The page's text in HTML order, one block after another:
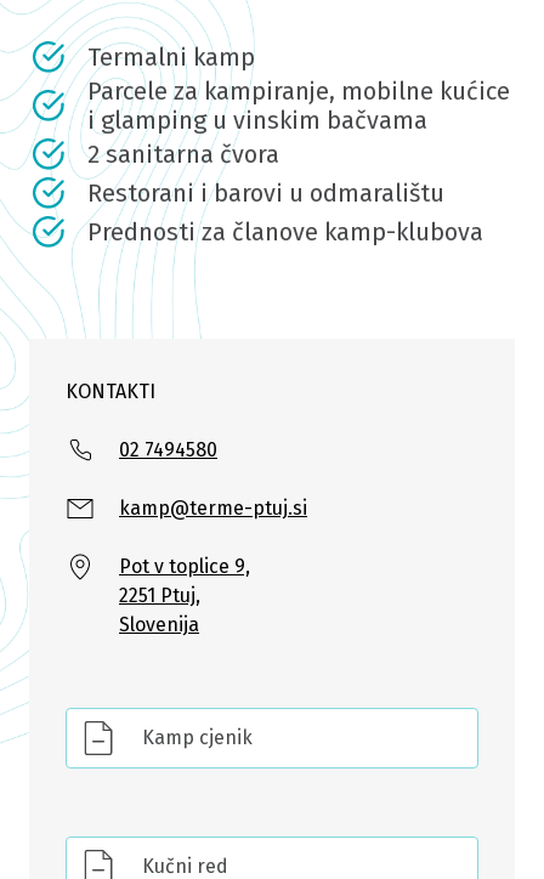
Termalni kamp
Parcele za kampiranje, mobilne kućice
i glamping u vinskim bačvama
2 sanitarna čvora
Restorani i barovi u odmaralištu
Prednosti za članove kamp-klubova
KONTAKTI
02 7494580
kamp@terme-ptuj.si
Pot v toplice 9,
2251 Ptuj,
Slovenija
Kamp cjenik
Kučni red